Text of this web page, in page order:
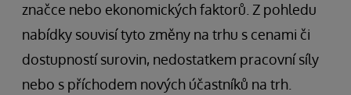
značce nebo ekonomických faktorů. Z pohledu
nabídky souvisí tyto změny na trhu s cenami či
dostupností surovin, nedostatkem pracovní síly
nebo s příchodem nových účastníků na trh.